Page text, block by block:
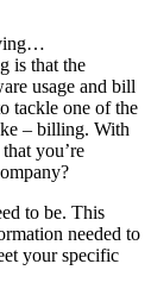
is that the
usage and bill
tackle one of the
– billing. With
you’re
to be. This
needed to
your specific